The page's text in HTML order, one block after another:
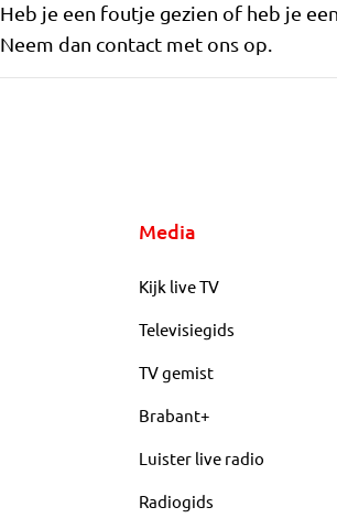
Heb je een foutje gezien of heb je
Neem dan contact met ons op.
Media
Kijk live TV
Televisiegids
TV gemist
Brabant+
Luister live radio
Radiogids